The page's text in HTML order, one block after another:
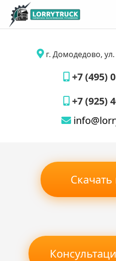
г. Домодедово,
+7 (495)
+7 (925)